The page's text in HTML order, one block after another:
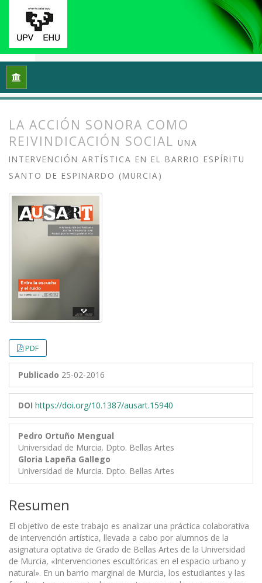
Inicio
LA ACCIÓN SONORA COMO
REIVINDICACIÓN SOCIAL UNA
INTERVENCIÓN ARTÍSTICA EN EL BARRIO ESPÍRITU
SANTO DE ESPINARDO (MURCIA)
PDF
Publicado 25-02-2016
DOI https://doi.org/10.1387/ausart.15940
Pedro Ortuño Mengual
Universidad de Murcia. Dpto. Bellas Artes
Gloria Lapeña Gallego
Universidad de Murcia. Dpto. Bellas Artes
Resumen
El objetivo de este trabajo es analizar una práctica colaborativa
de intervención artística, llevada a cabo por alumnos de la
asignatura optativa de Grado de Bellas Artes de la Universidad
de Murcia, «Intervenciones escultóricas en el espacio urbano y
natural». En un barrio marginal de Murcia, los estudiantes y las